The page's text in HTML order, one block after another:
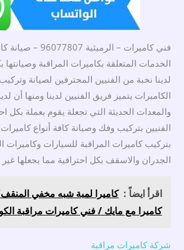
فني كاميرات –
الخدمات المتعلقة بكاميرات المراقبة وصيانتها
لدينا نخبة من الفنيين المحترفين لصيانة
الكاميرات يتميز فريق الفنيين لدينا ومنها أن
والمعدات الحديثة التي تجعلة يقوم بعملة بكل
الفنيين بتركيب وفك وصيانة كافة أنواع
بتركيب كاميرات المراقبة للسيارات وكاميرات
الجدران والاسقف بكل احترافية مما يجعلها غير
اقرأ ايضاً :
كاميرا مع مايك / فني كاميرات مراقبة
شركة كاميرات مراقبة